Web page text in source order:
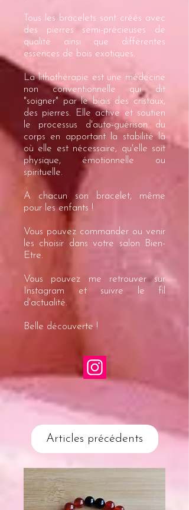
Tous les bracelets sont créés avec
des pierres semi-précieuses de
qualité ainsi que différentes
essences de bois exotiques.
La lithothérapie est une médecine
non conventionnelle qui dit
"soigner" par le biais des cristaux,
des pierres.
Elle active et soutien
le processus d'auto-guérison du
corps en apportant la stabilité là
où elle est nécessaire, qu'elle soit
physique, émotionnelle ou
spirituelle.
A chacun son bracelet, même
pour les enfants !
Vous pouvez commander ou venir
les choisir dans votre salon Bien-
Etre.
Vous pouvez me retrouver sur
Instagram et suivre le fil
d'actualité.
Belle découverte !
Articles précédents